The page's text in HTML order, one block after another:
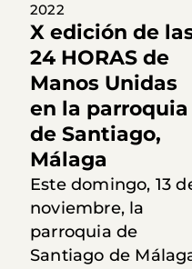
2022
X edición de
24 HORAS de
Manos Unidas
en la parroquia
de Santiago,
Málaga
Este domingo, 13
noviembre, la
parroquia de
Santiago de